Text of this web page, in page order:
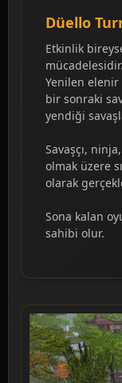
Düello
Etkinlik
Yenilen elenir
bir sonraki
yendiği
Savaşçı,
olmak üzere
olarak
Sona kalan
sahibi olur.